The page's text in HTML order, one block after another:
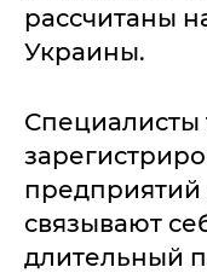
рассчитаны
Украины.
Специалисты
предприятий
связывают
длительный